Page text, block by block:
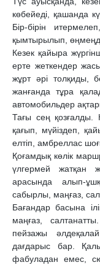
көбейеді, қашанда
Бір-бірін
қымтырылып,
Кезек қайыра
ерте жеткендер
жұрт әрі толқиды,
жанғанда тұра
автомобильдер
Тағы сең қозғалды.
қағып, мүйіздеп,
елтіп, амбреллас
Қоғамдық көлік
үлгермей жатқан
арасында алып-
сабырлы, маңғаз,
Бағандар басына
маңғаз,
пейзажы
дағдарыс бар.
фабуладан емес,